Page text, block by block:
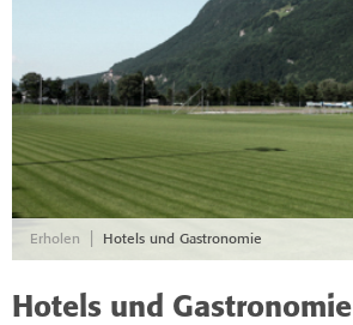
Erholen Hotels und Gastronomie
Hotels und Gastronomie